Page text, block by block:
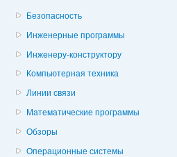
Безопасность
Инженерные программы
Инженеру-конструктору
Компьютерная техника
Линии связи
Математические программы
Обзоры
Операционные системы